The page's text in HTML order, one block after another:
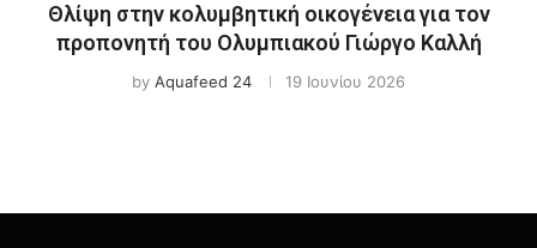
Θλίψη στην κολυμβητική οικογένεια για τον
προπονητή του Ολυμπιακού Γιώργο Καλλή
by Aquafeed 24 19 Ιουνίου 2026